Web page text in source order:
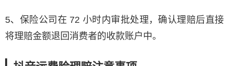
5、保险公司在 72 小时内审批处理，确认理赔后直接
将理赔金额退回消费者的收款账户中。